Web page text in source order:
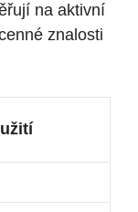
na aktivní
znalosti